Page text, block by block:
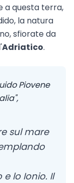
a questa terra,
la natura
sfiorate da
Adriatico.
Piovene
sul mare
lo Ionio. Il